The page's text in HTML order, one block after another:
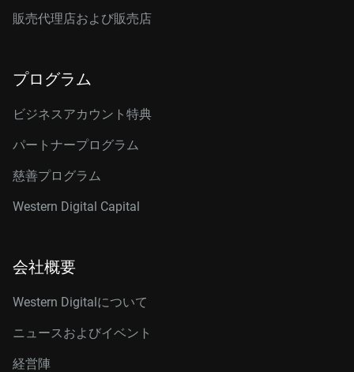
販売代理店および販売店
プログラム
ビジネスアカウント特典
パートナープログラム
慈善プログラム
Western Digital Capital
会社概要
Western Digitalについて
ニュースおよびイベント
経営陣